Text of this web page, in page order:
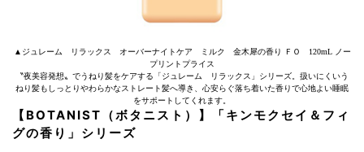
▲ジュレーム リラックス オーバーナイトケア ミルク 金木犀の香り ＦＯ 120mL ノー
プリントプライス
〝夜美容発想〟でうねり髪をケアする「ジュレーム リラックス」シリーズ。扱いにくいう
ねり髪もしっとりやわらかなストレート髪へ導き、心安らぐ落ち着いた香りで心地よい睡眠
をサポートしてくれます。
【BOTANIST（ボタニスト）】「キンモクセイ＆フィ
グの香り」シリーズ